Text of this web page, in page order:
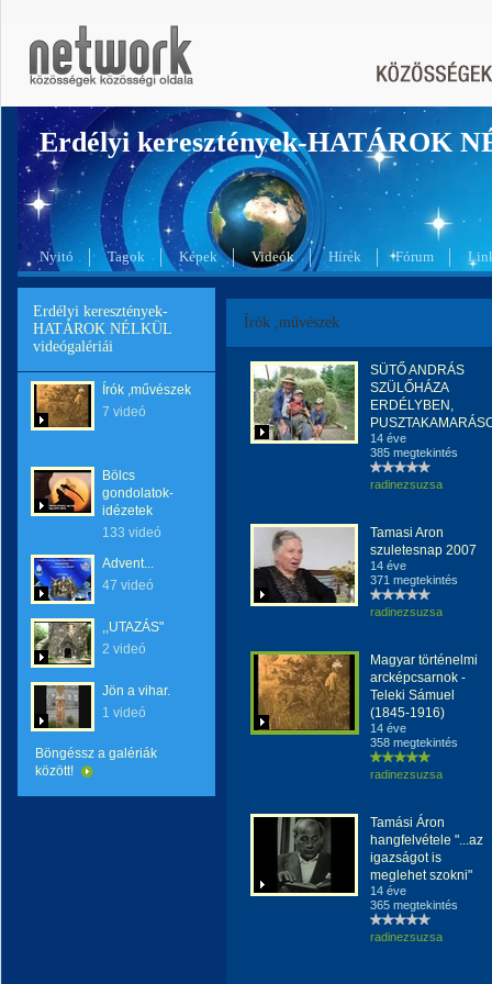
Erdélyi keresztények-HATÁROK
Nyitó Tagok Képek Videók Hírek Fórum
Erdélyi keresztények-
HATÁROK NÉLKÜL
videógalériái
Írók ,művészek
7 videó
Bölcs
gondolatok-
idézetek
133 videó
Advent...
47 videó
,,UTAZÁS"
2 videó
Jön a vihar.
1 videó
Böngéssz a galériák
között!
Írók ,művészek
SÜTŐ ANDRÁS
SZÜLŐHÁZA
ERDÉLYBEN,
14 éve
385 megtekintés
radinezsuzsa
Tamasi Aron
szuletesnap 2007
14 éve
371 megtekintés
radinezsuzsa
Magyar történelmi
arcképcsarnok -
Teleki Sámuel
(1845-1916)
14 éve
358 megtekintés
radinezsuzsa
Tamási Áron
hangfelvétele "...az
igazságot is
meglehet szokni"
14 éve
365 megtekintés
radinezsuzsa